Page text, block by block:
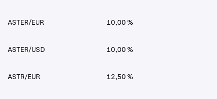
ASTER/EUR 10,00 %
ASTER/USD 10,00 %
ASTR/EUR 12,50 %